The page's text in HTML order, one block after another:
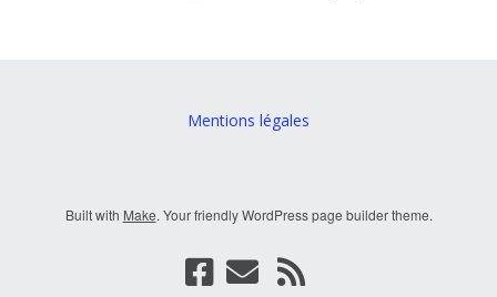
Mentions légales
Built with Make. Your friendly WordPress page builder theme.